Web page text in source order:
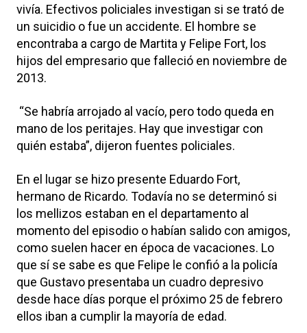
vivía. Efectivos policiales investigan si se trató de
un suicidio o fue un accidente. El hombre se
encontraba a cargo de Martita y Felipe Fort, los
hijos del empresario que falleció en noviembre de
2013.
“Se habría arrojado al vacío, pero todo queda en
mano de los peritajes. Hay que investigar con
quién estaba”, dijeron fuentes policiales.
En el lugar se hizo presente Eduardo Fort,
hermano de Ricardo. Todavía no se determinó si
los mellizos estaban en el departamento al
momento del episodio o habían salido con amigos,
como suelen hacer en época de vacaciones. Lo
que sí se sabe es que Felipe le confió a la policía
que Gustavo presentaba un cuadro depresivo
desde hace días porque el próximo 25 de febrero
ellos iban a cumplir la mayoría de edad.